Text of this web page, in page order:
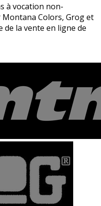
à vocation non-
Colors, Grog et
de la vente en ligne de